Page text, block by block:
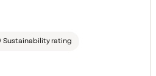
Sustainability rating